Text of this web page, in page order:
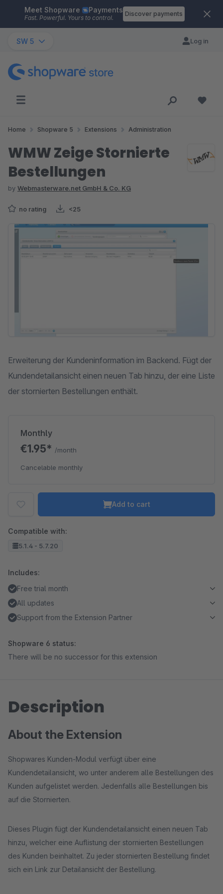
Skip to main content
Meet Shopware Payments
Fast. Powerful. Yours to control.
Discover payments
SW 5 Log in
Home Shopware 5 Extensions Administration
WMW Zeige Stornierte
Bestellungen
by Webmasterware.net GmbH & Co. KG
no rating <25
Skip image gallery
Erweiterung der Kundeninformation im Backend. Fügt der
Kundendetailansicht einen neuen Tab hinzu, der eine Liste
der stornierten Bestellungen enthält.
Monthly
€1.95* /month
Cancelable monthly
Add to cart
Compatible with:
5.1.4 - 5.7.20
Includes:
Free trial month
All updates
Support from the Extension Partner
Shopware 6 status:
There will be no successor for this extension
Description
About the Extension
Shopwares Kunden-Modul verfügt über eine
Kundendetailansicht, wo unter anderem alle Bestellungen des
Kunden aufgelistet werden. Jedenfalls alle Bestellungen bis
auf die Stornierten.
Dieses Plugin fügt der Kundendetailansicht einen neuen Tab
hinzu, welcher eine Auflistung der stornierten Bestellungen
des Kunden beinhaltet. Zu jeder stornierten Bestellung findet
sich ein Link zur Detailansicht der Bestellung.